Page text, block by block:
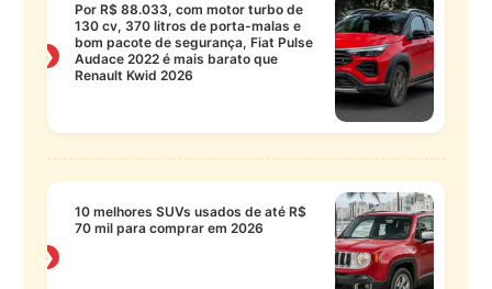
❯
Por R$ 88.033, com motor turbo de
130 cv, 370 litros de porta-malas e
bom pacote de segurança, Fiat Pulse
Audace 2022 é mais barato que
Renault Kwid 2026
❯
10 melhores SUVs usados de até R$
70 mil para comprar em 2026